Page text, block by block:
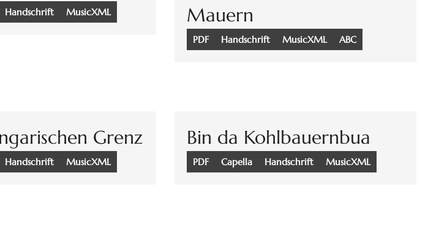
Handschrift MusicXML
Mauern
PDF Handschrift MusicXML ABC
Grenz
Handschrift MusicXML
Bin da Kohlbauernbua
PDF Capella Handschrift MusicXML